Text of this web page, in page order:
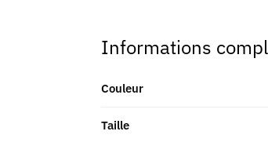
Informations
Couleur
Taille